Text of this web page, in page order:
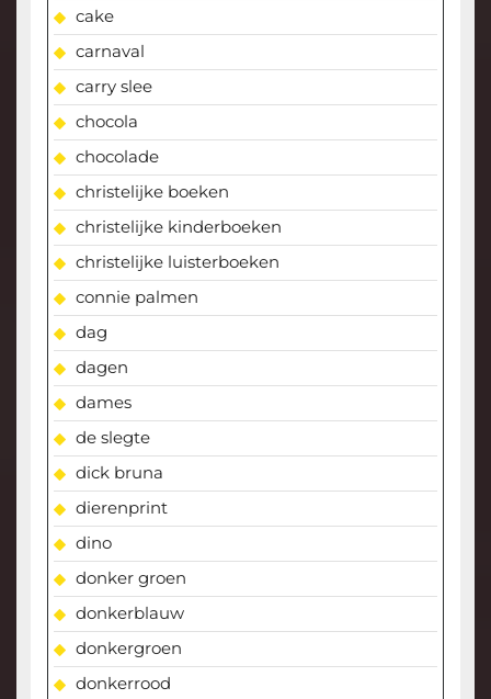
cake
carnaval
carry slee
chocola
chocolade
christelijke boeken
christelijke kinderboeken
christelijke luisterboeken
connie palmen
dag
dagen
dames
de slegte
dick bruna
dierenprint
dino
donker groen
donkerblauw
donkergroen
donkerrood